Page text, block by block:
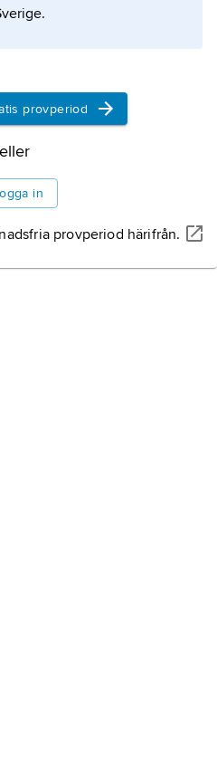
provperiod
eller
in
provperiod härifrån.